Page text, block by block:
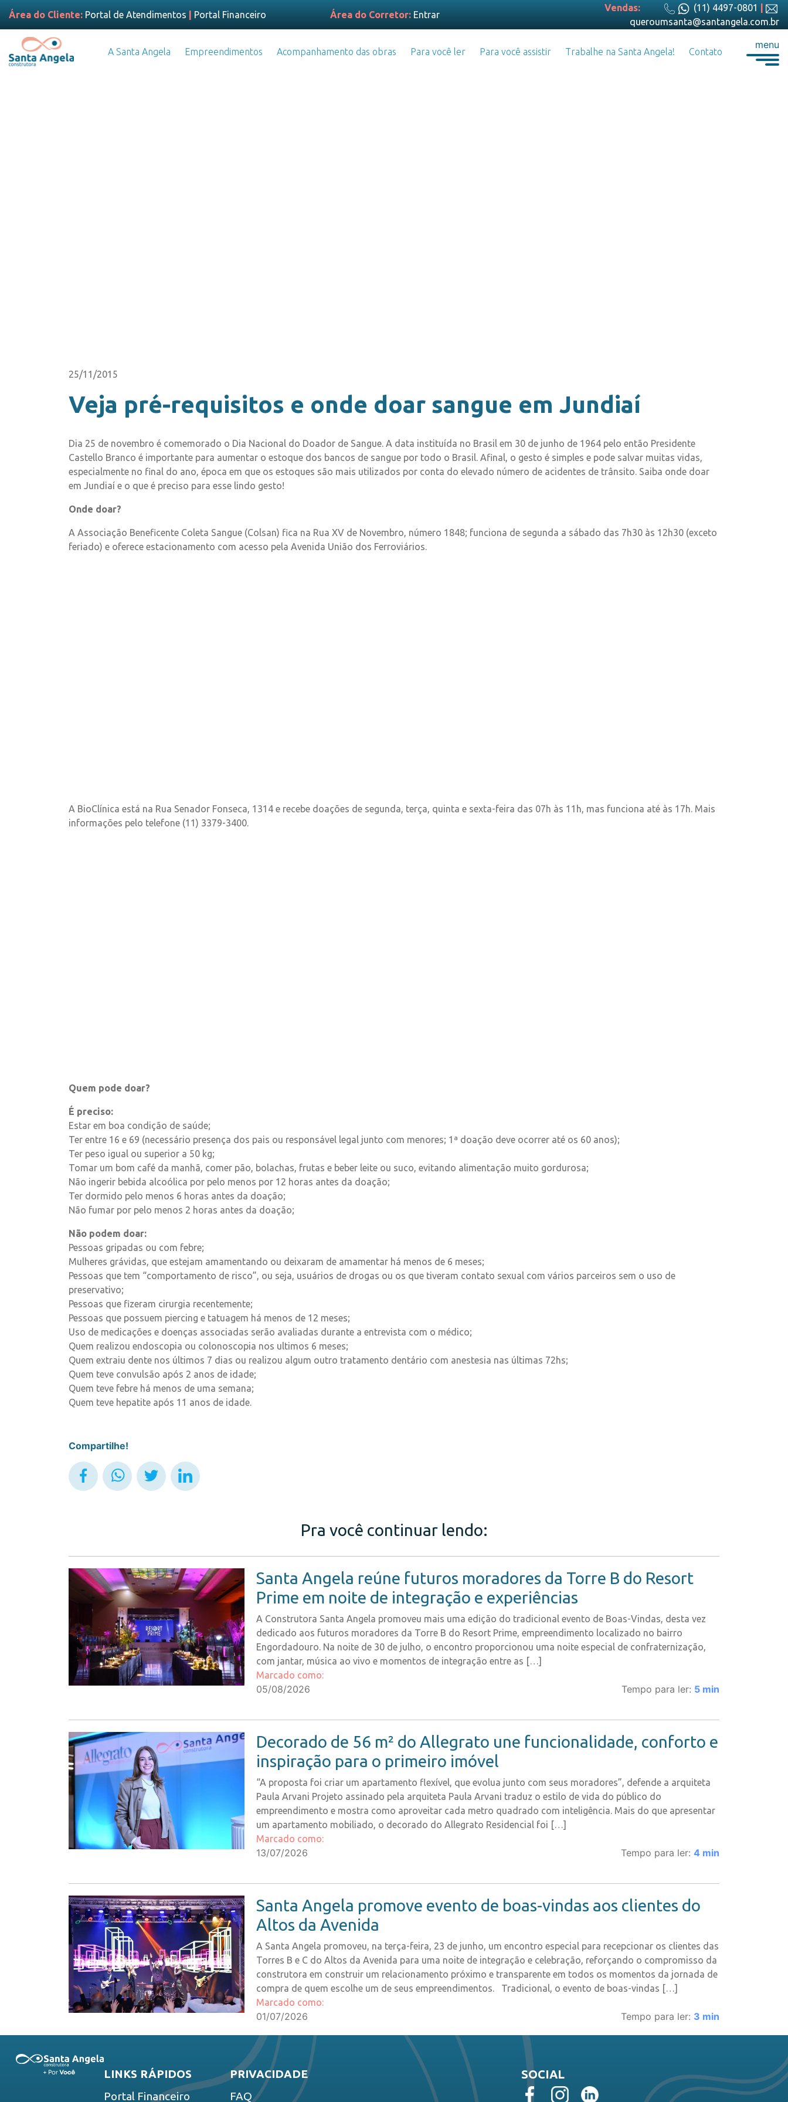
Área do Cliente: Portal de Atendimentos Portal Financeiro Área do Corretor: Entrar
Vendas: (11) 4497-0801
queroumsanta@santangela.com.br
A Santa Angela Empreendimentos Acompanhamento das obras Para você ler Para você assistir Trabalhe na Santa Angela! Contato
menu
25/11/2015
Veja pré-requisitos e onde doar sangue em Jundiaí
Dia 25 de novembro é comemorado o Dia Nacional do Doador de Sangue. A data instituída no Brasil em 30 de junho de 1964 pelo então Presidente
Castello Branco é importante para aumentar o estoque dos bancos de sangue por todo o Brasil. Afinal, o gesto é simples e pode salvar muitas vidas,
especialmente no final do ano, época em que os estoques são mais utilizados por conta do elevado número de acidentes de trânsito. Saiba onde doar
em Jundiaí e o que é preciso para esse lindo gesto!
Onde doar?
A Associação Beneficente Coleta Sangue (Colsan) fica na Rua XV de Novembro, número 1848; funciona de segunda a sábado das 7h30 às 12h30 (exceto
feriado) e oferece estacionamento com acesso pela Avenida União dos Ferroviários.
A BioClínica está na Rua Senador Fonseca, 1314 e recebe doações de segunda, terça, quinta e sexta-feira das 07h às 11h, mas funciona até às 17h. Mais
informações pelo telefone (11) 3379-3400.
Quem pode doar?
É preciso:
Estar em boa condição de saúde;
Ter entre 16 e 69 (necessário presença dos pais ou responsável legal junto com menores; 1ª doação deve ocorrer até os 60 anos);
Ter peso igual ou superior a 50 kg;
Tomar um bom café da manhã, comer pão, bolachas, frutas e beber leite ou suco, evitando alimentação muito gordurosa;
Não ingerir bebida alcoólica por pelo menos por 12 horas antes da doação;
Ter dormido pelo menos 6 horas antes da doação;
Não fumar por pelo menos 2 horas antes da doação;
Não podem doar:
Pessoas gripadas ou com febre;
Mulheres grávidas, que estejam amamentando ou deixaram de amamentar há menos de 6 meses;
Pessoas que tem “comportamento de risco”, ou seja, usuários de drogas ou os que tiveram contato sexual com vários parceiros sem o uso de
preservativo;
Pessoas que fizeram cirurgia recentemente;
Pessoas que possuem piercing e tatuagem há menos de 12 meses;
Uso de medicações e doenças associadas serão avaliadas durante a entrevista com o médico;
Quem realizou endoscopia ou colonoscopia nos ultimos 6 meses;
Quem extraiu dente nos últimos 7 dias ou realizou algum outro tratamento dentário com anestesia nas últimas 72hs;
Quem teve convulsão após 2 anos de idade;
Quem teve febre há menos de uma semana;
Quem teve hepatite após 11 anos de idade.
Compartilhe!
Pra você continuar lendo:
Santa Angela reúne futuros moradores da Torre B do Resort
Prime em noite de integração e experiências
A Construtora Santa Angela promoveu mais uma edição do tradicional evento de Boas-Vindas, desta vez
dedicado aos futuros moradores da Torre B do Resort Prime, empreendimento localizado no bairro
Engordadouro. Na noite de 30 de julho, o encontro proporcionou uma noite especial de confraternização,
com jantar, música ao vivo e momentos de integração entre as […]
Marcado como:
05/08/2026 Tempo para ler: 5 min
Decorado de 56 m² do Allegrato une funcionalidade, conforto e
inspiração para o primeiro imóvel
“A proposta foi criar um apartamento flexível, que evolua junto com seus moradores”, defende a arquiteta
Paula Arvani Projeto assinado pela arquiteta Paula Arvani traduz o estilo de vida do público do
empreendimento e mostra como aproveitar cada metro quadrado com inteligência. Mais do que apresentar
um apartamento mobiliado, o decorado do Allegrato Residencial foi […]
Marcado como:
13/07/2026 Tempo para ler: 4 min
Santa Angela promove evento de boas-vindas aos clientes do
Altos da Avenida
A Santa Angela promoveu, na terça-feira, 23 de junho, um encontro especial para recepcionar os clientes das
Torres B e C do Altos da Avenida para uma noite de integração e celebração, reforçando o compromisso da
construtora em construir um relacionamento próximo e transparente em todos os momentos da jornada de
compra de quem escolhe um de seus empreendimentos. Tradicional, o evento de boas-vindas […]
Marcado como:
01/07/2026 Tempo para ler: 3 min
LINKS RÁPIDOS
Portal Financeiro
PRIVACIDADE
FAQ
SOCIAL